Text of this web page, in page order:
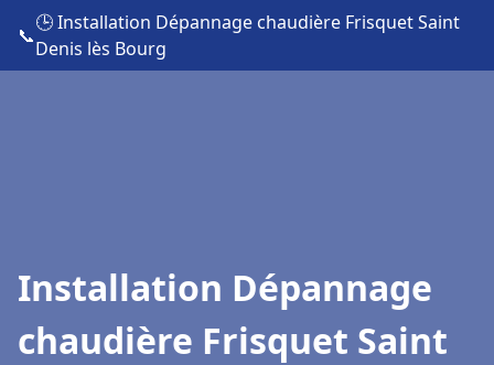
📞
🕒 Installation Dépannage chaudière Frisquet Saint
Denis lès Bourg
Installation Dépannage
chaudière Frisquet Saint